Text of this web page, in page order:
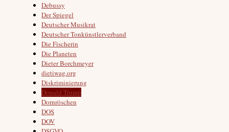
Debussy
Der Spiegel
Deutscher Musikrat
Deutscher Tonkünstlerverband
Die Fischerin
Die Planeten
Dieter Borchmeyer
dietiwag.org
Diskriminierung
Donald Trump
Dornröschen
DOS
DOV